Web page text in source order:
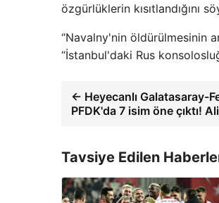
özgürlüklerin kısıtlandığını
“Navalny'nin öldürülmesinin
“İstanbul'daki Rus
← Heyecanlı Galatasaray-
PFDK'da 7 isim öne çıktı!
Tavsiye Edilen